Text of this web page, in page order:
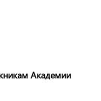
Академии